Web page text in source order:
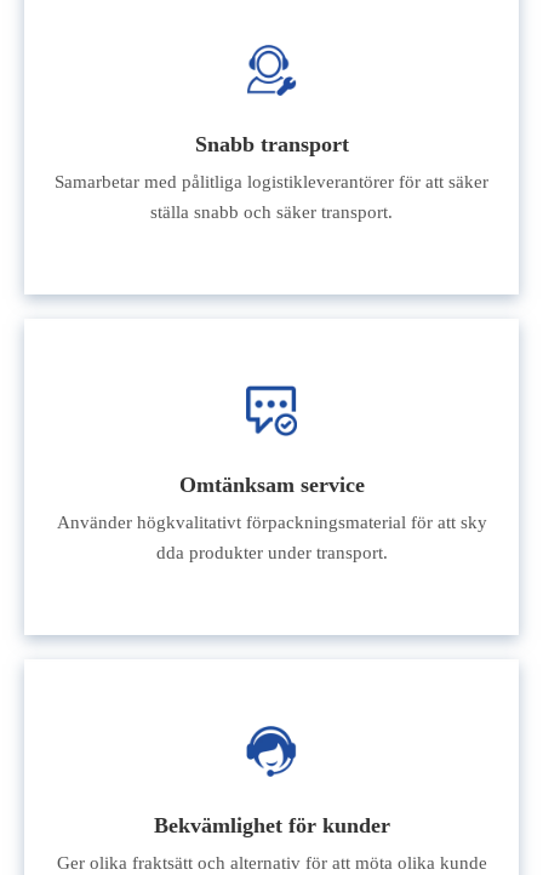
Snabb transport
Samarbetar med pålitliga logistikleverantörer för att säker
ställa snabb och säker transport.
Omtänksam service
Använder högkvalitativt förpackningsmaterial för att sky
dda produkter under transport.
Bekvämlighet för kunder
Ger olika fraktsätt och alternativ för att möta olika kunde